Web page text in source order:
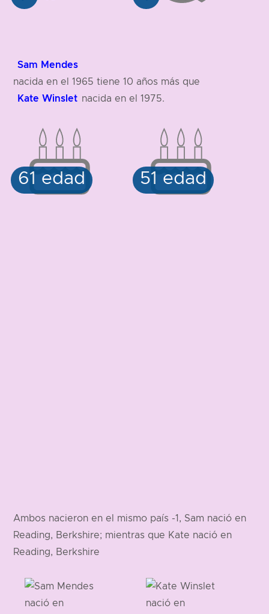
Sam Mendes
nacida en el 1965 tiene 10 años más que
Kate Winslet nacida en el 1975.
Ambos nacieron en el mismo país -1, Sam nació en
Reading, Berkshire; mientras que Kate nació en
Reading, Berkshire